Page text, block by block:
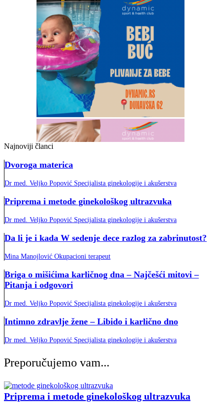
Najnoviji članci
Dvoroga materica
Dr med. Veljko Popović Specijalista ginekologije i akušerstva
Priprema i metode ginekološkog ultrazvuka
Dr med. Veljko Popović Specijalista ginekologije i akušerstva
Da li je i kada W sedenje dece razlog za zabrinutost?
Mina Manojlović Okupacioni terapeut
Briga o mišićima karličnog dna – Najčešći mitovi –
Pitanja i odgovori
Dr med. Veljko Popović Specijalista ginekologije i akušerstva
Intimno zdravlje žene – Libido i karlično dno
Dr med. Veljko Popović Specijalista ginekologije i akušerstva
Preporučujemo vam...
Priprema i metode ginekološkog ultrazvuka